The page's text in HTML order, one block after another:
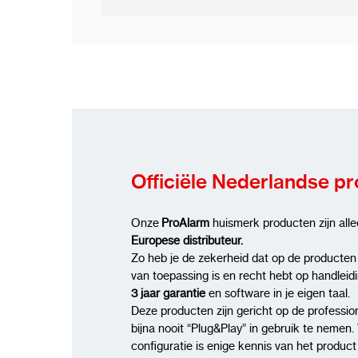
Officiële Nederlandse
Onze ProAlarm huismerk producten zijn
Europese distributeur.
Zo heb je de zekerheid dat op de
van toepassing is en recht hebt op
3 jaar garantieen software in je eigen taal.
Deze producten zijn gericht op de
bijna nooit “Plug&Play” in gebruik te
configuratie is enige kennis van het